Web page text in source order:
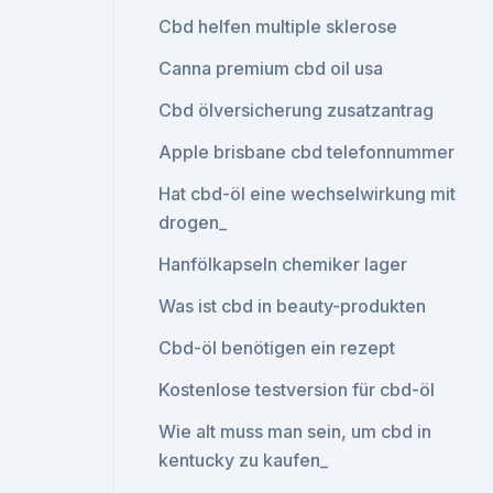
Cbd helfen multiple sklerose
Canna premium cbd oil usa
Cbd ölversicherung zusatzantrag
Apple brisbane cbd telefonnummer
Hat cbd-öl eine wechselwirkung mit
drogen_
Hanfölkapseln chemiker lager
Was ist cbd in beauty-produkten
Cbd-öl benötigen ein rezept
Kostenlose testversion für cbd-öl
Wie alt muss man sein, um cbd in
kentucky zu kaufen_